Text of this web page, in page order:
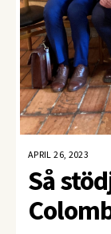
APRIL 26, 2023
Så